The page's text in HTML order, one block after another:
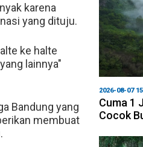
karena
yang dituju.
ke halte
lainnya"
Bandung yang
membuat
2026-08-07
Cuma 1
Cocok